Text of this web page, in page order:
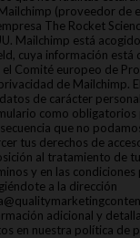
(proveedor de
The Rocket
Mailchimp está
cuya información
Comité europeo de
de Mailchimp.
de carácter
como obligatorios
que no
tus derechos de
al tratamiento de
y en las condiciones
a la dirección
adicional y
en nuestra política de